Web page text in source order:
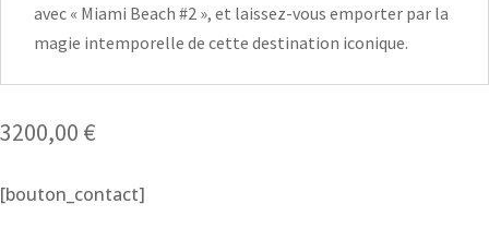
avec « Miami Beach #2 », et laissez-vous emporter par la
magie intemporelle de cette destination iconique.
3200,00 €
[bouton_contact]